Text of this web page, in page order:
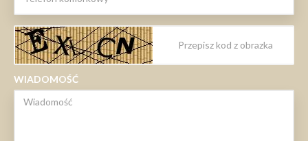
WIADOMOŚĆ